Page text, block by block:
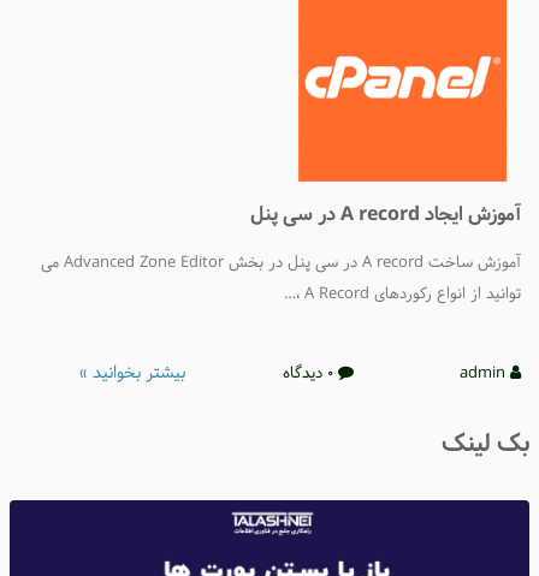
آموزش ایجاد A record در سی پنل
آموزش ساخت A record در سی پنل در بخش Advanced Zone Editor می
توانید از انواع رکوردهای A Record ،…
0 دیدگاه بیشتر بخوانید »
لینک